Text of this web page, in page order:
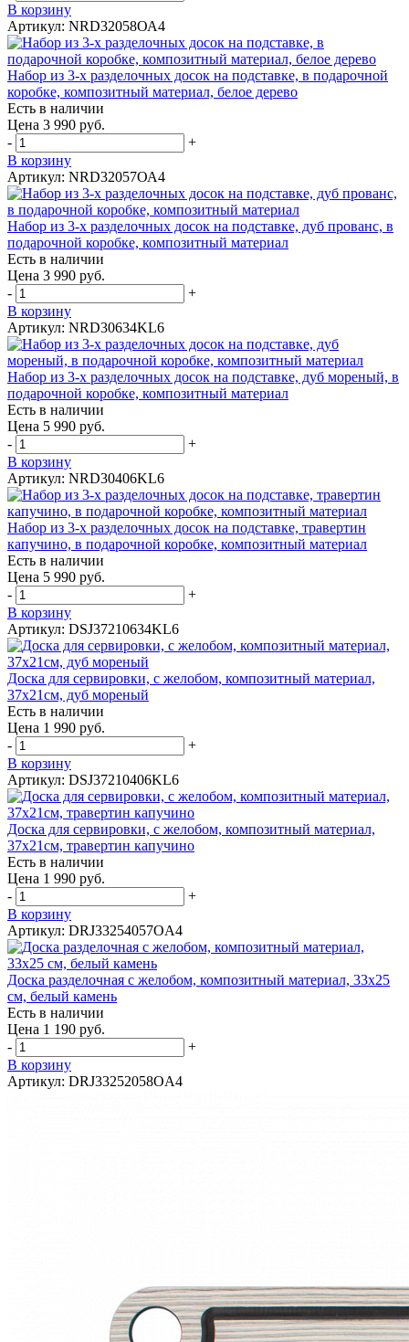
В корзину
Артикул: NRD32058ОА4
Набор из 3-х разделочных досок на подставке, в подарочной
коробке, композитный материал, белое дерево
Есть в наличии
Цена 3 990 руб.
-
+
В корзину
Артикул: NRD32057ОА4
Набор из 3-х разделочных досок на подставке, дуб прованс, в
подарочной коробке, композитный материал
Есть в наличии
Цена 3 990 руб.
-
+
В корзину
Артикул: NRD30634KL6
Набор из 3-х разделочных досок на подставке, дуб мореный, в
подарочной коробке, композитный материал
Есть в наличии
Цена 5 990 руб.
-
+
В корзину
Артикул: NRD30406KL6
Набор из 3-х разделочных досок на подставке, травертин
капучино, в подарочной коробке, композитный материал
Есть в наличии
Цена 5 990 руб.
-
+
В корзину
Артикул: DSJ37210634KL6
Доска для сервировки, с желобом, композитный материал,
37х21см, дуб мореный
Есть в наличии
Цена 1 990 руб.
-
+
В корзину
Артикул: DSJ37210406KL6
Доска для сервировки, с желобом, композитный материал,
37х21см, травертин капучино
Есть в наличии
Цена 1 990 руб.
-
+
В корзину
Артикул: DRJ33254057OA4
Доска разделочная с желобом, композитный материал, 33x25
см, белый камень
Есть в наличии
Цена 1 190 руб.
-
+
В корзину
Артикул: DRJ33252058OA4